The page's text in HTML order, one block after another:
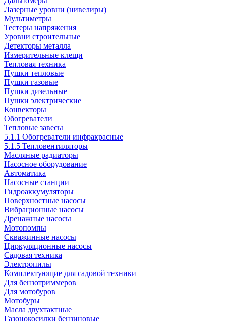
Лазерные уровни (нивелиры)
Мультиметры
Тестеры напряжения
Уровни строительные
Детекторы металла
Измерительные клещи
Тепловая техника
Пушки тепловые
Пушки газовые
Пушки дизельные
Пушки электрические
Конвекторы
Обогреватели
Тепловые завесы
5.1.1 Обогреватели инфракрасные
5.1.5 Тепловентиляторы
Масляные радиаторы
Насосное оборудование
Автоматика
Насосные станции
Гидроаккумуляторы
Поверхностные насосы
Вибрационные насосы
Дренажные насосы
Мотопомпы
Скважинные насосы
Циркуляционные насосы
Садовая техника
Электропилы
Комплектующие для садовой техники
Для бензотриммеров
Для мотобуров
Мотобуры
Масла двухтактные
Газонокосилки бензиновые